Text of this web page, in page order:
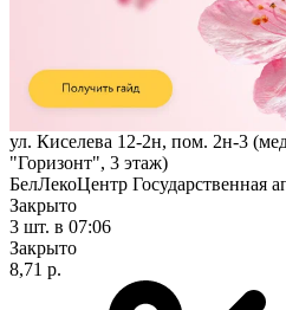
ул. Киселева 12-2н, пом. 2н-3
"Горизонт", 3 этаж)
БелЛекоЦентр Государственная
Закрыто
3 шт. в 07:06
Закрыто
8,71 р.